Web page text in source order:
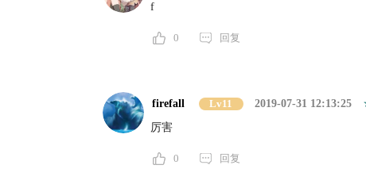
f
0 回复
firefall Lv11
2019-07-31 12:13:25
厉害
0 回复